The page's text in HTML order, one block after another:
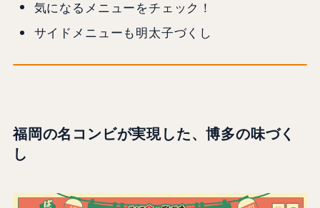
気になるメニューをチェック！
サイドメニューも明太子づくし
福岡の名コンビが実現した、博多の味づく
し